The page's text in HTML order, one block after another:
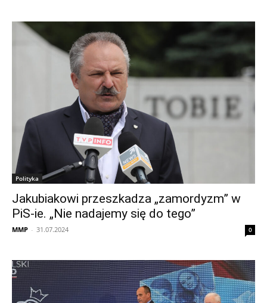
Polityka
Jakubiakowi przeszkadza „zamordyzm” w
PiS-ie. „Nie nadajemy się do tego”
MMP - 31.07.2024 0